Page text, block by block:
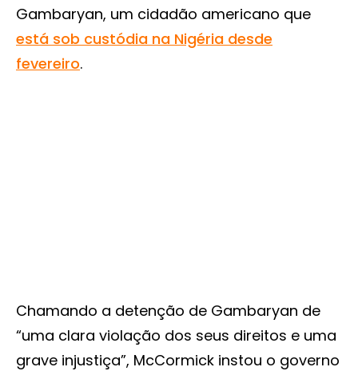
Gambaryan, um cidadão americano que
está sob custódia na Nigéria desde
fevereiro.
Chamando a detenção de Gambaryan de
“uma clara violação dos seus direitos e uma
grave injustiça”, McCormick instou o governo